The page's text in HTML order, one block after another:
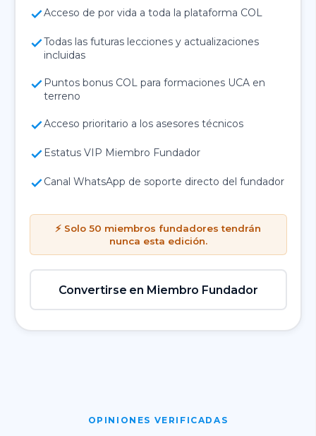
Acceso de por vida a toda la plataforma COL
Todas las futuras lecciones y actualizaciones
incluidas
Puntos bonus COL para formaciones UCA en
terreno
Acceso prioritario a los asesores técnicos
Estatus VIP Miembro Fundador
Canal WhatsApp de soporte directo del fundador
⚡ Solo 50 miembros fundadores tendrán
nunca esta edición.
Convertirse en Miembro Fundador
OPINIONES VERIFICADAS